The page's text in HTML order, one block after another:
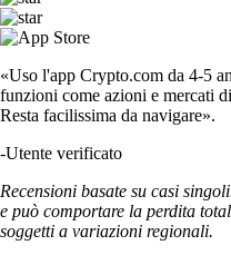
«Uso l'app Crypto.com da 4-5
funzioni come azioni e mercati
Resta facilissima da navigare».
-Utente verificato
Recensioni basate su casi
e può comportare la perdita
soggetti a variazioni regionali.